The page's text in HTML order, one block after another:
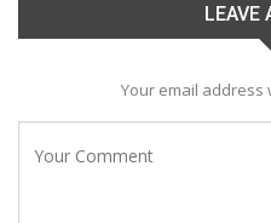
LEAVE
Your email address